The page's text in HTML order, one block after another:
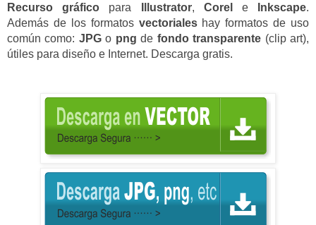
Recurso gráfico para Illustrator, Corel e Inkscape.
Además de los formatos vectorialeshay formatos de uso
común como: JPGo pngde fondo transparente (clip art),
útiles para diseño e Internet. Descarga gratis.